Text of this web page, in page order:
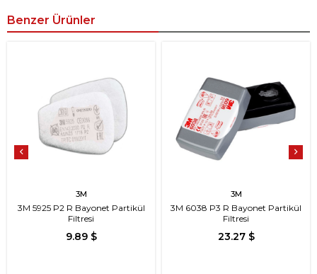
Benzer Ürünler
3M
3M 5925 P2 R Bayonet Partikül
Filtresi
9.89 $
3M
3M 6038 P3 R Bayonet Partikül
Filtresi
23.27 $